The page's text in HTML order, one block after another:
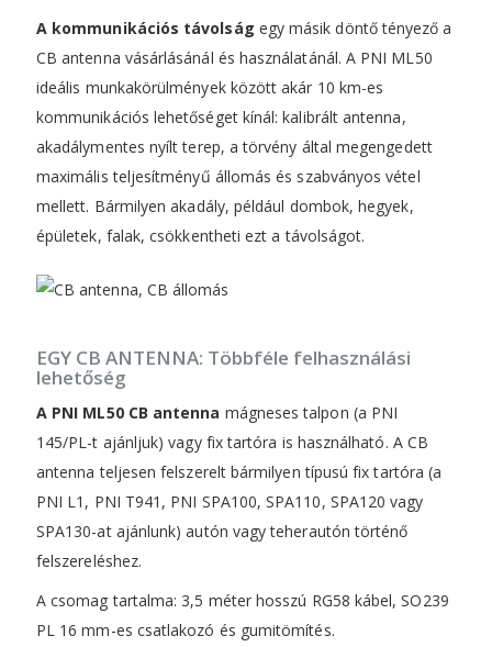
A kommunikációs távolság egy másik döntő tényező a
CB antenna vásárlásánál és használatánál. A PNI ML50
ideális munkakörülmények között akár 10 km-es
kommunikációs lehetőséget kínál: kalibrált antenna,
akadálymentes nyílt terep, a törvény által megengedett
maximális teljesítményű állomás és szabványos vétel
mellett. Bármilyen akadály, például dombok, hegyek,
épületek, falak, csökkentheti ezt a távolságot.
EGY CB ANTENNA: Többféle felhasználási
lehetőség
A PNI ML50 CB antenna mágneses talpon (a PNI
145/PL-t ajánljuk) vagy fix tartóra is használható. A CB
antenna teljesen felszerelt bármilyen típusú fix tartóra (a
PNI L1, PNI T941, PNI SPA100, SPA110, SPA120 vagy
SPA130-at ajánlunk) autón vagy teherautón történő
felszereléshez.
A csomag tartalma: 3,5 méter hosszú RG58 kábel, SO239
PL 16 mm-es csatlakozó és gumitömítés.